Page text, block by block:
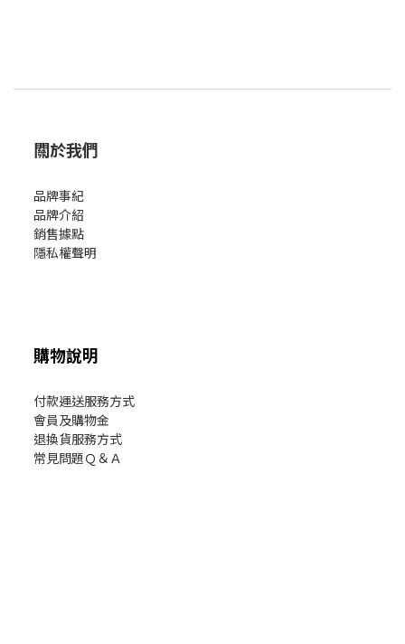
關於我們
品牌事紀
品牌介紹
銷售據點
隱私權聲明
購物說明
付款運送服務方式
會員及購物金
退換貨服務方式
常見問題Ｑ＆Ａ